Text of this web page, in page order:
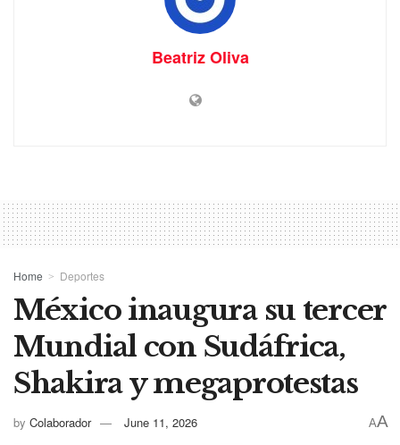
Beatriz Oliva
Home Deportes
México inaugura su tercer
Mundial con Sudáfrica,
Shakira y megaprotestas
by Colaborador June 11, 2026 AA